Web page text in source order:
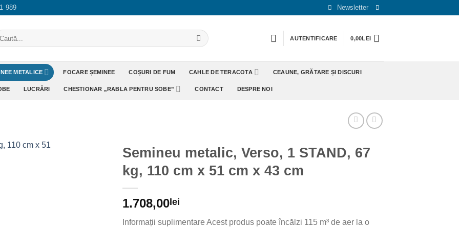
989 Newsletter
AUTENTIFICARE 0,00LEI
METALICE FOCARE ȘEMINEE COȘURI DE FUM CAHLE DE TERACOTA CEAUNE, GRĂTARE ȘI DISCURI
LUCRĂRI CHESTIONAR „RABLA PENTRU SOBE” CONTACT DESPRE NOI
Semineu metalic, Verso, 1 STAND, 67
kg, 110 cm x 51 cm x 43 cm
1.708,00 lei
Informații suplimentare Acest produs poate încălzi 115 m³ de aer la o